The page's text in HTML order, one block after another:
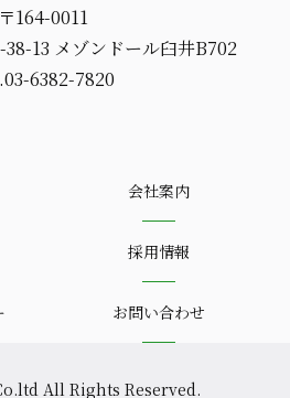
〒164-0011
13 メゾンドール臼井B702
6382-7820
会社案内
採用情報
お問い合わせ
All Rights Reserved.